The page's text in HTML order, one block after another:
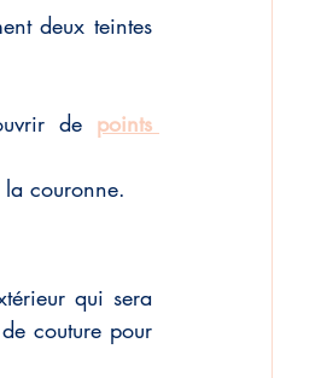
deux teintes
de points
la couronne.
qui sera
couture pour